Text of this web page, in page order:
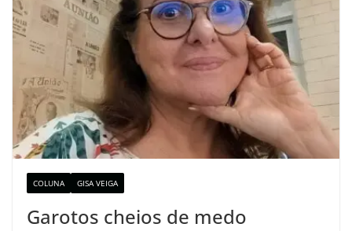
COLUNA GISA VEIGA
Garotos cheios de medo